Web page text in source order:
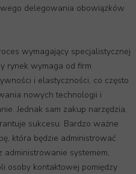
delegowania obowiązków
wymagający specjalistycznej
rynek wymaga od firm
i elastyczności, co często
nowych technologii i
Jednak sam zakup narzędzia,
sukcesu. Bardzo ważne
która będzie administrować
administrowanie systemem,
osoby kontaktowej pomiędzy